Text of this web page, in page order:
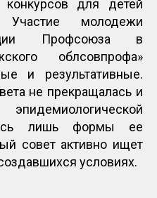
для детей
молодежи
Профсоюза в
облсовпрофа»
и результативные.
не прекращалась и
лишь формы ее
совет активно ищет
условиях.